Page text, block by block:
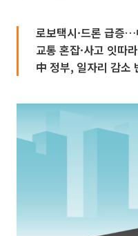
로보택시·드론 급증
교통 혼잡·사고 잇따
中 정부, 일자리 감소